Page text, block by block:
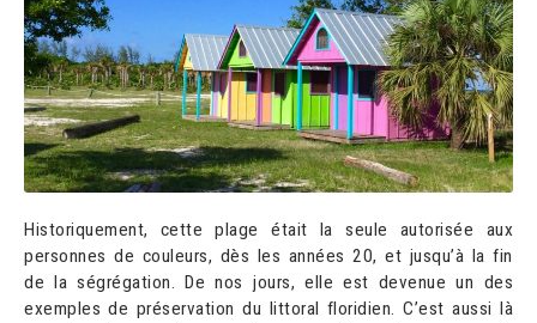
Historiquement, cette plage était la seule autorisée aux
personnes de couleurs, dès les années 20, et jusqu’à la fin
de la ségrégation. De nos jours, elle est devenue un des
exemples de préservation du littoral floridien. C’est aussi là